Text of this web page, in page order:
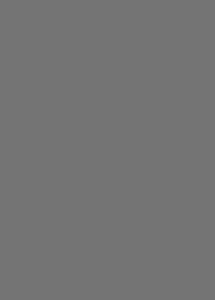
un site web